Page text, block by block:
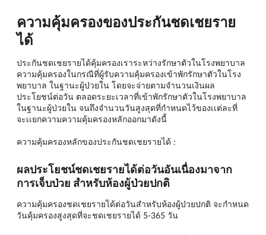
ความคุ้มครองของประกันชดเชยราย
ได้
ประกันชดเชยรายได้คุ้มครองเราระหว่างรักษาตัวในโรงพยาบาล
ความคุ้มครองในกรณีที่ผู้รับความคุ้มครองเข้าพักรักษาตัวในโรง
พยาบาล ในฐานะผู้ป่วยใน โดยจะจ่ายตามจำนวนเงินผล
ประโยชน์ต่อวัน ตลอดระยะเวลาที่เข้าพักรักษาตัวในโรงพยาบาล
ในฐานะผู้ป่วยใน จนถึงจำนวนวันสูงสุดที่กำหนดไว้ของเเต่ละที่
จะเเยกความความคุ้มครองหลักออกมาดังนี้
ความคุ้มครองหลักของประกันชดเชยรายได้ :
ผลประโยชน์ชดเชยรายได้ต่อวันอันเนื่องมาจาก
การเจ็บป่วย สำหรับห้องผู้ป่วยปกติ
ความคุ้มครองชดเชยรายได้ต่อวันสำหรับห้องผู้ป่วยปกติ จะกำหนด
วันคุ้มครองสูงสุดที่จะชดเชยรายได้ 5-365 วัน